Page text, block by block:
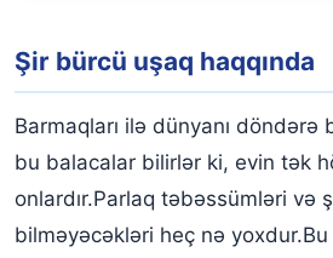
Şir bürcü uşaq haqqında
Barmaqları ilə dünyanı döndərə
bu balacalar bilirlər ki, evin tək
onlardır.Parlaq təbəssümləri və
bilməyəcəkləri heç nə yoxdur.Bu